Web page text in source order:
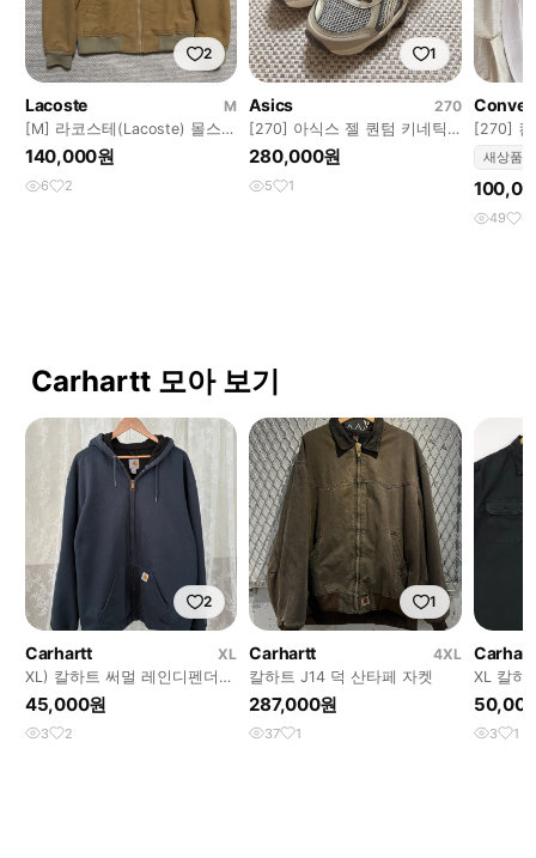
2
Lacoste
M
[M] 라코스테(Lacoste) 몰스킨
자켓 (카멜 베이지)
140,000원
6 2
1
Asics
270
[270] 아식스 젤 퀀텀 키네틱
(버치/다크 토프) 단품
280,000원
5 1
[270] 컨
우 (블
새상품
49 4
Carhartt 모아 보기
2
Carhartt
XL
XL) 칼하트 써멀 레인디펜더
헤비 후드 집업 네이비
45,000원
3 2
1
Carhartt
4XL
칼하트 J14 덕 산타페 자켓
287,000원
37 1
XL 칼하
3 1